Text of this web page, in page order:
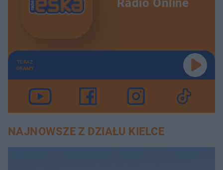
Radio Online
TERAZ
GRAMY
NAJNOWSZE Z DZIAŁU KIELCE